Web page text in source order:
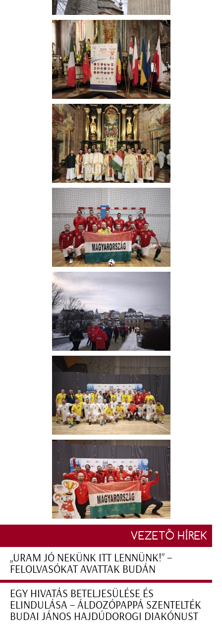
VEZETŐ HÍREK
„URAM JÓ NEKÜNK ITT LENNÜNK!” –
FELOLVASÓKAT AVATTAK BUDÁN
EGY HIVATÁS BETELJESÜLÉSE ÉS
ELINDULÁSA – ÁLDOZÓPAPPÁ SZENTELTÉK
BUDAI JÁNOS HAJDÚDOROGI DIAKÓNUST